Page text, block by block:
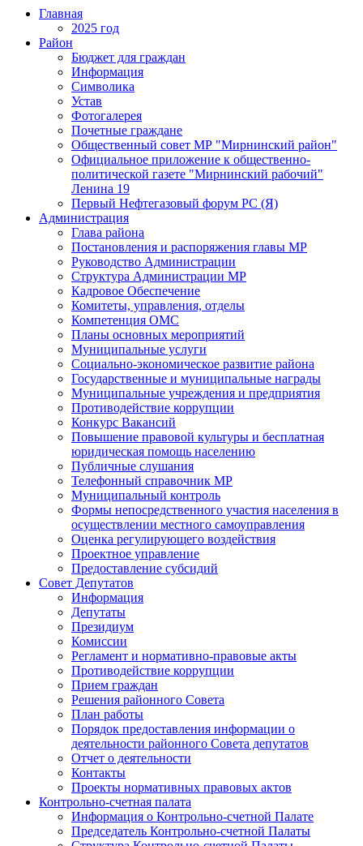
Главная
2025 год
Район
Бюджет для граждан
Информация
Символика
Устав
Фотогалерея
Почетные граждане
Общественный совет МР "Мирнинский район"
Официальное приложение к общественно-
политической газете "Мирнинский рабочий"
Ленина 19
Первый Нефтегазовый форум РС (Я)
Администрация
Глава района
Постановления и распоряжения главы МР
Руководство Администрации
Структура Администрации МР
Кадровое Обеспечение
Комитеты, управления, отделы
Компетенция ОМС
Планы основных мероприятий
Муниципальные услуги
Социально-экономическое развитие района
Государственные и муниципальные награды
Муниципальные учреждения и предприятия
Противодействие коррупции
Конкурс Вакансий
Повышение правовой культуры и бесплатная
юридическая помощь населению
Публичные слушания
Телефонный справочник МР
Муниципальный контроль
Формы непосредственного участия населения в
осуществлении местного самоуправления
Оценка регулирующего воздействия
Проектное управление
Предоставление субсидий
Совет Депутатов
Информация
Депутаты
Президиум
Комиссии
Регламент и нормативно-правовые акты
Противодействие коррупции
Прием граждан
Решения районного Совета
План работы
Порядок предоставления информации о
деятельности районного Совета депутатов
Отчет о деятельности
Контакты
Проекты нормативных правовых актов
Контрольно-счетная палата
Информация о Контрольно-счетной Палате
Председатель Контрольно-счетной Палаты